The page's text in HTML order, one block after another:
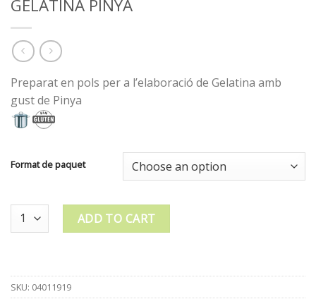
GELATINA PINYA
Preparat en pols per a l’elaboració de Gelatina amb
gust de Pinya
Format de paquet
Quantity ADD TO CART
SKU: 04011919